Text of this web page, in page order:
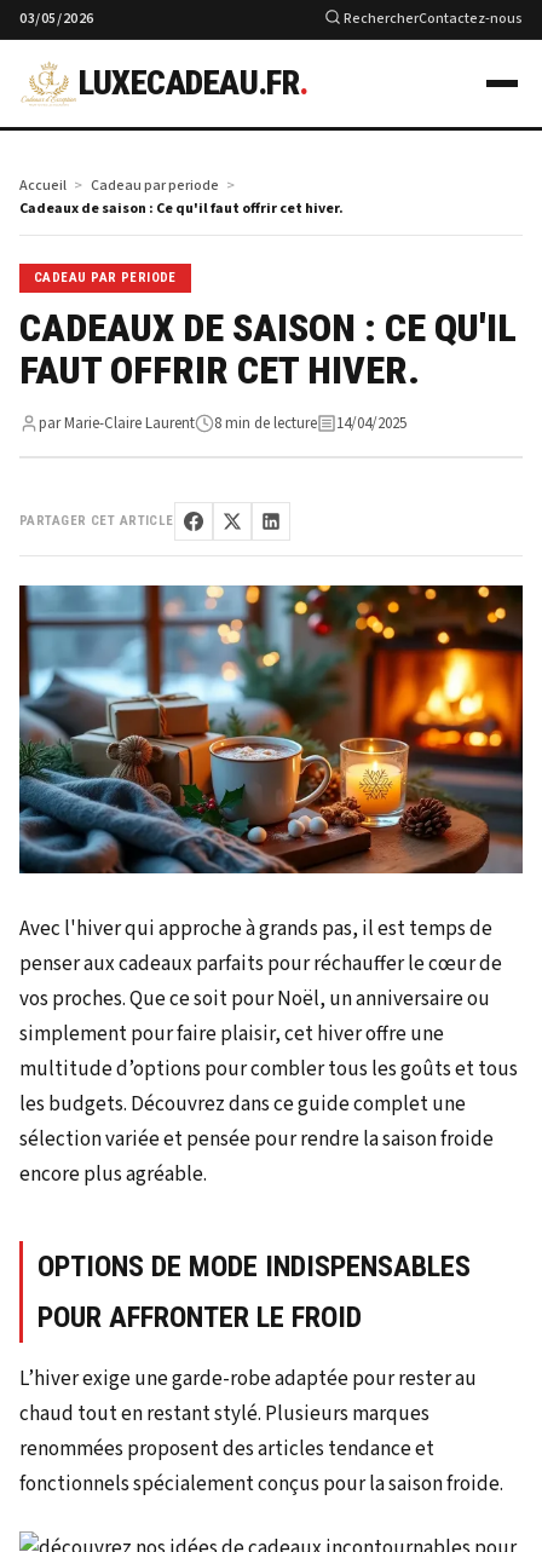
03/05/2026 RechercherContactez-nous
LUXECADEAU.FR.
Accueil
Cadeau par periode
Cadeaux de saison : Ce qu'il faut offrir cet hiver.
CADEAU PAR PERIODE
CADEAUX DE SAISON : CE QU'IL
FAUT OFFRIR CET HIVER.
par Marie-Claire Laurent 8 min de lecture 14/04/2025
PARTAGER CET ARTICLE
Avec l'hiver qui approche à grands pas, il est temps de
penser aux cadeaux parfaits pour réchauffer le cœur de
vos proches. Que ce soit pour Noël, un anniversaire ou
simplement pour faire plaisir, cet hiver offre une
multitude d’options pour combler tous les goûts et tous
les budgets. Découvrez dans ce guide complet une
sélection variée et pensée pour rendre la saison froide
encore plus agréable.
OPTIONS DE MODE INDISPENSABLES
POUR AFFRONTER LE FROID
L’hiver exige une garde-robe adaptée pour rester au
chaud tout en restant stylé. Plusieurs marques
renommées proposent des articles tendance et
fonctionnels spécialement conçus pour la saison froide.